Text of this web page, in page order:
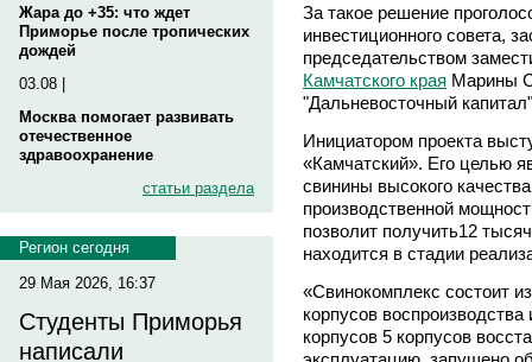
Жара до +35: что ждет
Приморье после тропических
дождей
03.08 |
Москва помогает развивать
отечественное
здравоохранение
статьи раздела
Регион сегодня
29 Мая 2026, 16:37
Студенты Приморья
написали
За такое решение
инвестиционного совета,
председательством
Камчатского края Марины
"Дальневосточный
Инициатором проекта
«Камчатский». Его целью
свинины высокого
производственной
позволит получить12
находится в стадии
«Свинокомплекс состоит
корпусов
корпусов 5 корпусов